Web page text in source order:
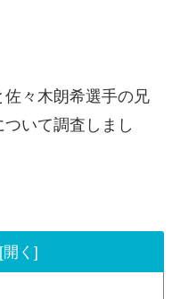
々木朗希選手の兄
いて調査しまし